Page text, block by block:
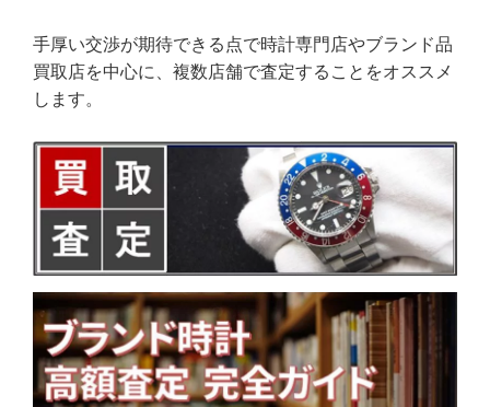
手厚い交渉が期待できる点で時計専門店やブランド品
買取店を中心に、複数店舗で査定することをオススメ
します。